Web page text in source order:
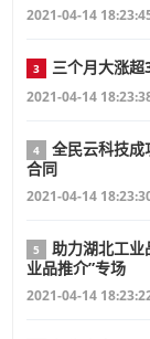
2021-04-14
3 三个月大涨
2021-04-14
4
全民云科技成
合同
2021-04-14
5
助力湖北工业
业品推介”专场
2021-04-14